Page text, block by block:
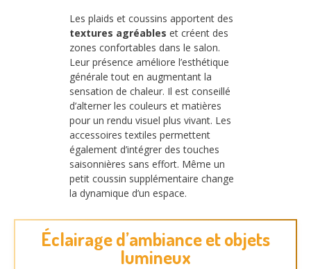
Les plaids et coussins apportent des
textures agréables et créent des
zones confortables dans le salon.
Leur présence améliore l’esthétique
générale tout en augmentant la
sensation de chaleur. Il est conseillé
d’alterner les couleurs et matières
pour un rendu visuel plus vivant. Les
accessoires textiles permettent
également d’intégrer des touches
saisonnières sans effort. Même un
petit coussin supplémentaire change
la dynamique d’un espace.
Éclairage d’ambiance et objets
lumineux